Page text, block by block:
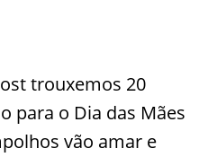
trouxemos 20
para o Dia das Mães
vão amar e